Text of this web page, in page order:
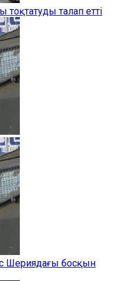
талап етті
Шериядағы босқын